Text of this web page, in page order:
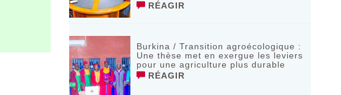
RÉAGIR
Burkina / Transition agroécologique :
Une thèse met en exergue les leviers
pour une agriculture plus durable
RÉAGIR